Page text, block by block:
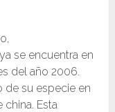
se encuentra en
del año 2006.
de su especie en
china. Esta